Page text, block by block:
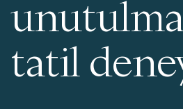
tatil